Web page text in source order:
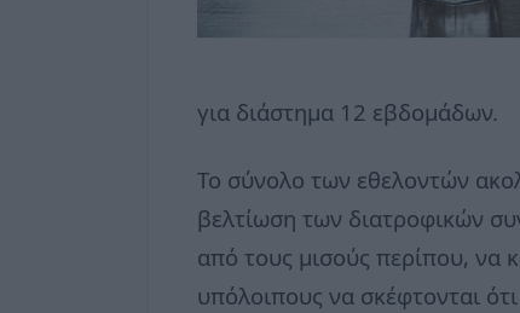
για διάστημα 12 εβδομάδων.
Το σύνολο των εθελοντών
βελτίωση των διατροφικών
από τους μισούς περίπου, να
υπόλοιπους να σκέφτονται